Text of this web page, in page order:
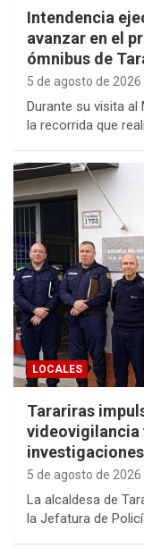
Intendencia
avanzar en el
ómnibus de
5 de agosto de 2026
Durante su visita al
la recorrida que
LOCALES
Tarariras
videovigilancia
investigaciones
5 de agosto de 2026
La alcaldesa de
la Jefatura de